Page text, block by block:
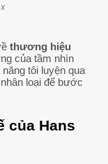
thương hiệu
của tầm nhìn
tôi luyện qua
loại để bước
của Hans